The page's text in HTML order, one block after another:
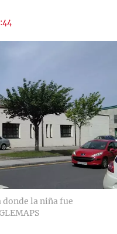
donde la niña fue